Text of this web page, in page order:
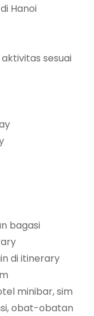
Hanoi
sesuai
bagasi
di itinerary
minibar, sim
obat-obatan